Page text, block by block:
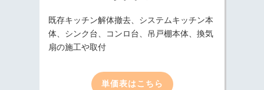
既存キッチン解体撤去、システムキッチン本
体、シンク台、コンロ台、吊戸棚本体、換気
扇の施工や取付
単価表はこちら